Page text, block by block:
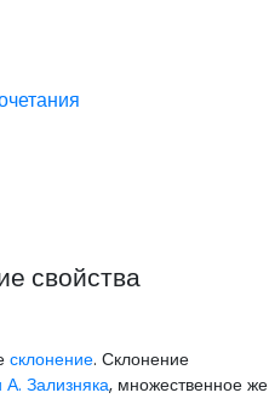
свойства
склонение. Склонение
А. Зализняка, множественное же